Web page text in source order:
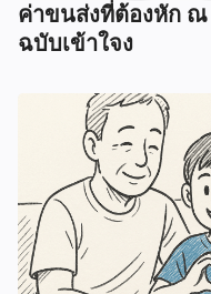
ค่าขนส่งที่ต้องหัก ณ
ฉบับเข้าใจง